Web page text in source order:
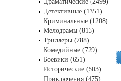
Драматические (2499)
Детективные (1351)
Криминальные (1208)
Мелодрамы (813)
Триллеры (788)
Комедийные (729)
Боевики (651)
Исторические (503)
Приключения (475)